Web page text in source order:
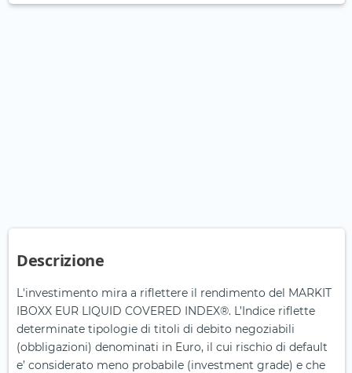
Descrizione
L'investimento mira a riflettere il rendimento del MARKIT
IBOXX EUR LIQUID COVERED INDEX®. L’Indice riflette
determinate tipologie di titoli di debito negoziabili
(obbligazioni) denominati in Euro, il cui rischio di default
e’ considerato meno probabile (investment grade) e che